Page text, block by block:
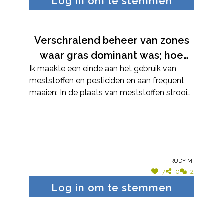
zonneborder, en een biodivers stukje met
Verschralend beheer van zones
waar gras dominant was; hoe
voedselarmer de bodem, hoe
meer kruiden en bloemen.
Ik maakte een einde aan het gebruik van
meststoffen en pesticiden en aan frequent
maaien: In de plaats van meststoffen strooi
kruidachtige planten opmerk in het gazon;
dat doe ik later in het jaar, wanneer de
kruiden en bloemen zaden hebben gevormd.
Het grasland in de boomgaard naast het
Rudy M.
7 0 2
Log in om te stemmen